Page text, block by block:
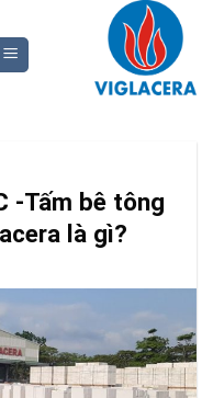
-Tấm bê tông
là gì?